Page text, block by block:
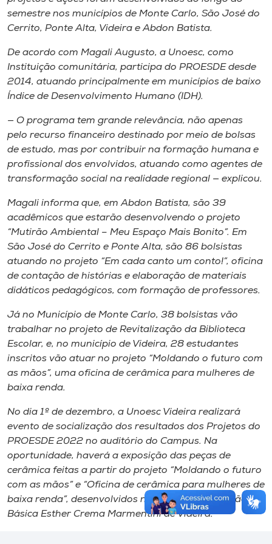
semestre nos municípios de Monte Carlo, São José do
Cerrito, Ponte Alta, Videira e Abdon Batista.
De acordo com Magali Augusto, a Unoesc, como
Instituição comunitária, participa do PROESDE desde
2014, atuando principalmente em municípios de baixo
Índice de Desenvolvimento Humano (IDH).
— O programa tem grande relevância, não apenas
pelo recurso financeiro destinado por meio de bolsas
de estudo, mas por contribuir na formação humana e
profissional dos envolvidos, atuando como agentes de
transformação social na realidade regional — explicou.
Magali informa que, em Abdon Batista, são 39
acadêmicos que estarão desenvolvendo o projeto
“Mutirão Ambiental – Meu Espaço Mais Bonito”. Em
São José do Cerrito e Ponte Alta, são 86 bolsistas
atuando no projeto “Em cada canto um conto!”, oficina
de contação de histórias e elaboração de materiais
didáticos pedagógicos, com formação de professores.
Já no Município de Monte Carlo, 38 bolsistas vão
trabalhar no projeto de Revitalização da Biblioteca
Escolar, e, no município de Videira, 28 estudantes
inscritos vão atuar no projeto “Moldando o futuro com
as mãos”, uma oficina de cerâmica para mulheres de
baixa renda.
No dia 1º de dezembro, a Unoesc Videira realizará
evento de socialização dos resultados dos Projetos do
PROESDE 2022 no auditório do Campus. Na
oportunidade, haverá a exposição das peças de
cerâmica feitas a partir do projeto “Moldando o futuro
com as mãos” e “Oficina de cerâmica para mulheres de
baixa renda”, desenvolvidos na escola de Educação
Básica Esther Crema Marmentini de Videira.